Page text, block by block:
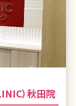
）秋田院